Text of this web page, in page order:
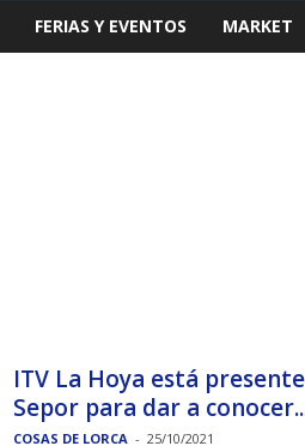
FERIAS Y EVENTOS MARKET
ITV La Hoya está
Sepor para dar a
COSAS DE LORCA - 25/10/2021